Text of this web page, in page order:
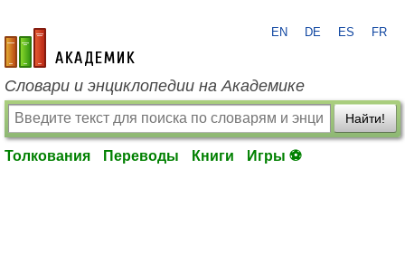
academic.ru
EN DE ES FR
Словари и энциклопедии на Академике
Найти!
Толкования Переводы Книги Игры ⚽